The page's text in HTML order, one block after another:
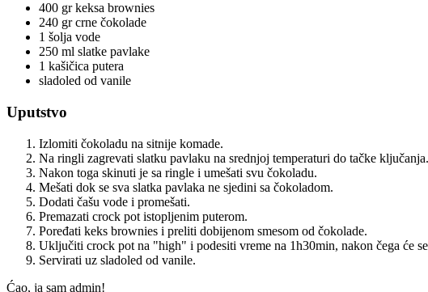
400 gr keksa brownies
240 gr crne čokolade
1 šolja vode
250 ml slatke pavlake
1 kašičica putera
sladoled od vanile
Uputstvo
Izlomiti čokoladu na sitnije komade.
Na ringli zagrevati slatku pavlaku na srednjoj temperaturi do tačke ključanja.
Nakon toga skinuti je sa ringle i umešati svu čokoladu.
Mešati dok se sva slatka pavlaka ne sjedini sa čokoladom.
Dodati čašu vode i promešati.
Premazati crock pot istopljenim puterom.
Poređati keks brownies i preliti dobijenom smesom od čokolade.
Uključiti crock pot na "high" i podesiti vreme na 1h30min, nakon čega će
Servirati uz sladoled od vanile.
Ćao, ja sam admin!